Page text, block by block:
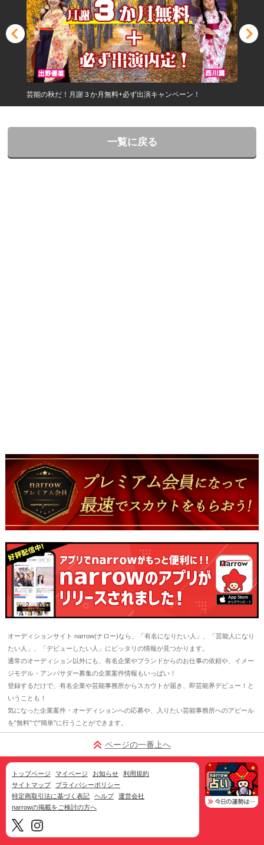
芸能の秋だ！月謝３か月無料+必ず出演キャンペーン！
一覧に戻る
オーディションサイト narrow(ナロー)なら、「有名になりたい人」、「芸能人になり
たい人」、「デビューしたい人」にピッタリの情報が見つかります。
通常のオーディション以外にも、有名企業やブランドからのお仕事の依頼や、イメー
ジモデル・アンバサダー募集の企業案件情報もいっぱい！
登録するだけで、有名企業や芸能事務所からスカウトが届き、即芸能界デビュー！と
いうことも！
気になった企業案件・オーディションへの応募や、入りたい芸能事務所へのアピール
を"無料"で"簡単"に行うことができます。
ページの一番上へ
トップページ マイページ お知らせ
利用規約
サイトマップ
プライバシーポリシー
特定商取引法に基づく表記
ヘルプ
運営会社
narrowの掲載をご検討の方へ